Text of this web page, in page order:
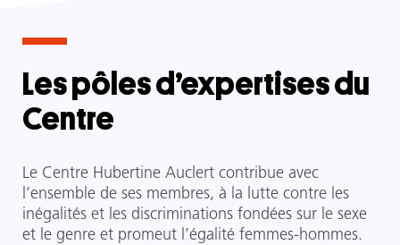
Les pôles d’expertises du
Centre
Le Centre Hubertine Auclert contribue avec
l’ensemble de ses membres, à la lutte contre les
inégalités et les discriminations fondées sur le sexe
et le genre et promeut l’égalité femmes-hommes.